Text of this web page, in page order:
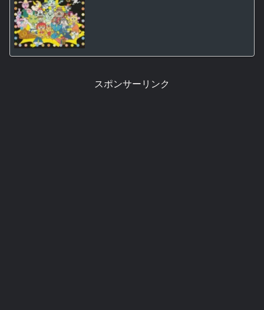
スポンサーリンク